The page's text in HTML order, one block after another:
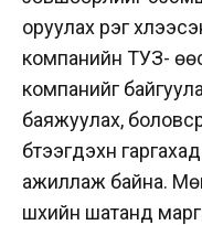
оруулах үүрэг
компанийн ТУЗ-
компанийг
баяжуулах,
бүтээгдэхүүн
ажиллаж байна.
шүүхийн шатанд